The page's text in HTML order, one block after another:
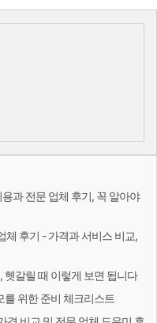
과 전문 업체 후기, 꼭 알아야
체 후기 - 가격과 서비스 비교,
갈릴 때 이렇게 보면 됩니다
위한 준비 체크리스트